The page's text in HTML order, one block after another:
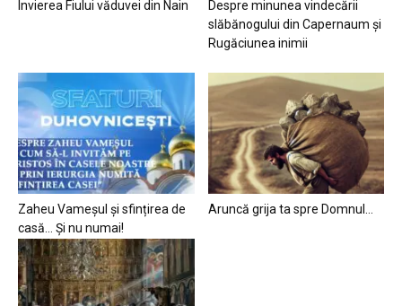
Învierea Fiului văduvei din Nain
Despre minunea vindecării
slăbănogului din Capernaum și
Rugăciunea inimii
Zaheu Vameșul și sfințirea de
casă… Și nu numai!
Aruncă grija ta spre Domnul…